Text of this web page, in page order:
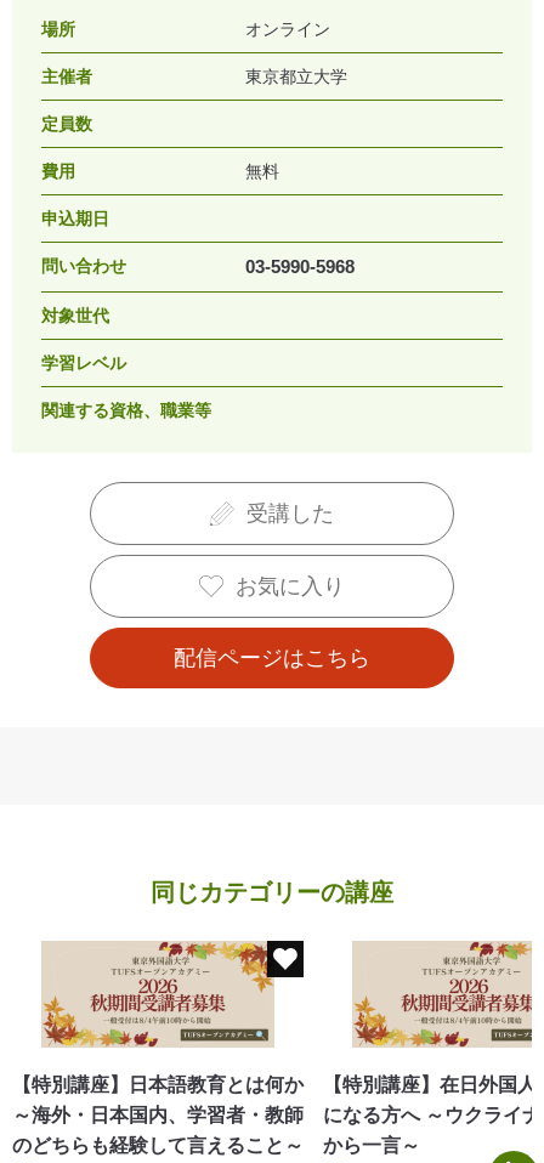
場所 オンライン
主催者 東京都立大学
定員数
費用 無料
申込期日
問い合わせ 03-5990-5968
対象世代
学習レベル
関連する資格、職業等
受講した
お気に入り
配信ページはこちら
同じカテゴリーの講座
【特別講座】日本語教育とは何か
～海外・日本国内、学習者・教師
のどちらも経験して言えること～
【特別講座】在日外国
になる方へ ～ウクライ
から一言～